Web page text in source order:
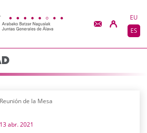
- JJGG-
EU
ES
Reunión de la Mesa
13 abr. 2021